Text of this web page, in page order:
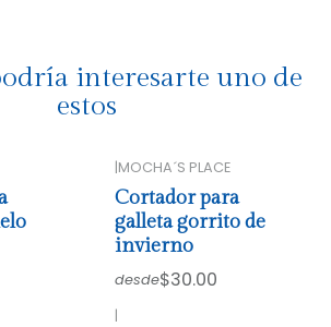
interesarte uno de
estos
|MOCHA´S PLACE
Cortador para
galleta gorrito de
invierno
desde$30.00
|